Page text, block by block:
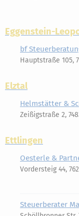
Eggenstein-
bf
Hauptstraße 105,
Elztal
Helmstätter &
Zeißigstraße 2,
Ettlingen
Oesterle &
Vordersteig 44,
Steuerberater